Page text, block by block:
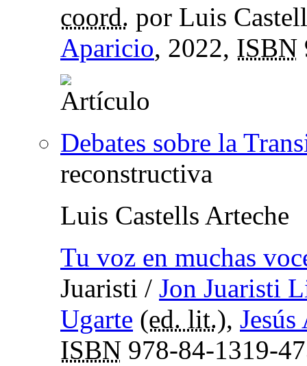
coord. por Luis
Aparicio, 2022, ISBN
Debates sobre la
reconstructiva
Luis Castells Arteche
Tu voz en muchas
Juaristi / Jon Juaristi
Ugarte (ed. lit.),
ISBN 978-84-1319-